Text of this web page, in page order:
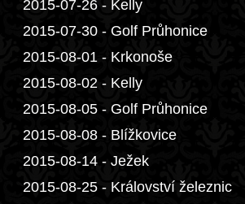
2015-07-26 - Kelly
2015-07-30 - Golf Průhonice
2015-08-01 - Krkonoše
2015-08-02 - Kelly
2015-08-05 - Golf Průhonice
2015-08-08 - Blížkovice
2015-08-14 - Ježek
2015-08-25 - Království železnic